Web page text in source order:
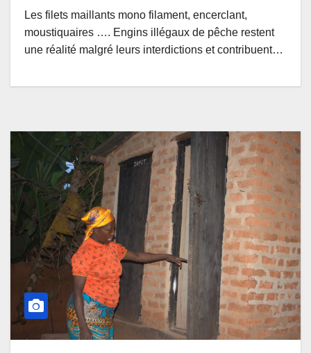
Les filets maillants mono filament, encerclant,
moustiquaires …. Engins illégaux de pêche restent
une réalité malgré leurs interdictions et contribuent…